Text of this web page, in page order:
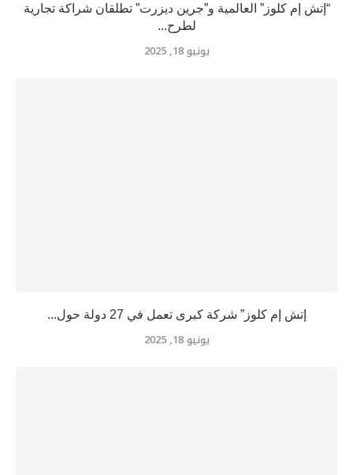
“إتش إم كلوز” العالمية و”جرين ديزرت” تطلقان شراكة تجارية
لطرح...
يونيو 18, 2025
إتش إم كلوز” شركة كبرى تعمل في 27 دولة حول...
يونيو 18, 2025